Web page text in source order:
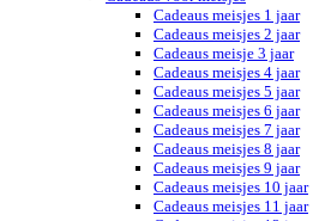
Cadeaus meisjes 1 jaar
Cadeaus meisjes 2 jaar
Cadeaus meisje 3 jaar
Cadeaus meisjes 4 jaar
Cadeaus meisjes 5 jaar
Cadeaus meisjes 6 jaar
Cadeaus meisjes 7 jaar
Cadeaus meisjes 8 jaar
Cadeaus meisjes 9 jaar
Cadeaus meisjes 10 jaar
Cadeaus meisjes 11 jaar